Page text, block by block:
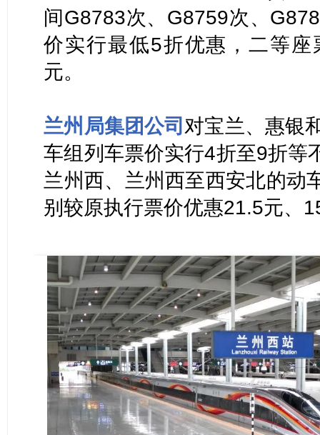
间G8783次、G8759次、
价实行最低5折优惠，二等
元。
兰州局集团公司对宝兰、惠银
车组列车票价实行4折至9折等
兰州西、兰州西至西安北的动
别较原执行票价优惠21.5元、